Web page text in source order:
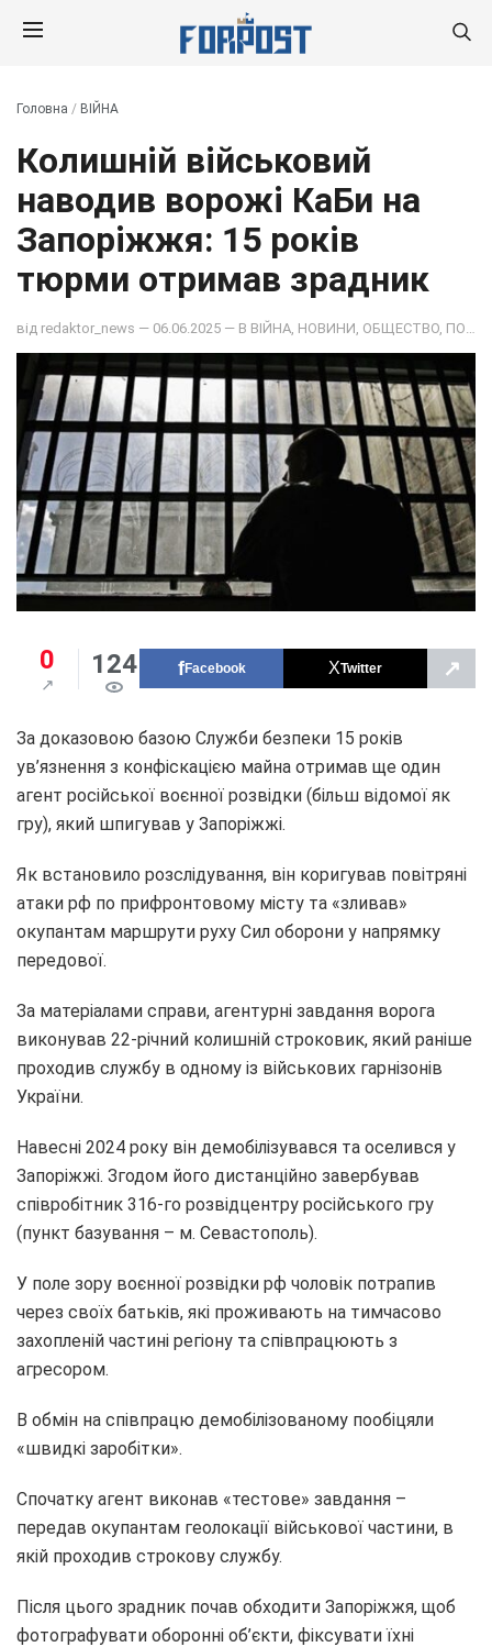
Головна / ВІЙНА
Колишній військовий
наводив ворожі КаБи на
Запоріжжя: 15 років
тюрми отримав зрадник
від redaktor_news — 06.06.2025 — В ВІЙНА НОВИНИ ОБЩЕСТВО ПОДІЇ
0 124 Facebook Twitter ↗
За доказовою базою Служби безпеки 15 років
ув’язнення з конфіскацією майна отримав ще один
агент російської воєнної розвідки (більш відомої як
гру), який шпигував у Запоріжжі.
Як встановило розслідування, він коригував повітряні
атаки рф по прифронтовому місту та «зливав»
окупантам маршрути руху Сил оборони у напрямку
передової.
За матеріалами справи, агентурні завдання ворога
виконував 22-річний колишній строковик, який раніше
проходив службу в одному із військових гарнізонів
України.
Навесні 2024 року він демобілізувався та оселився у
Запоріжжі. Згодом його дистанційно завербував
співробітник 316-го розвідцентру російського гру
(пункт базування – м. Севастополь).
У поле зору воєнної розвідки рф чоловік потрапив
через своїх батьків, які проживають на тимчасово
захопленій частині регіону та співпрацюють з
агресором.
В обмін на співпрацю демобілізованому пообіцяли
«швидкі заробітки».
Спочатку агент виконав «тестове» завдання –
передав окупантам геолокації військової частини, в
якій проходив строкову службу.
Після цього зрадник почав обходити Запоріжжя, щоб
фотографувати оборонні об’єкти, фіксувати їхні